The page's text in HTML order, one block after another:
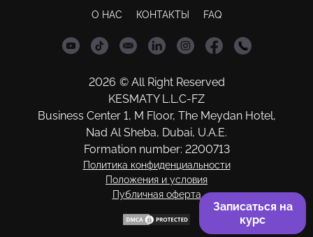
Записаться на
курс
О НАС КОНТАКТЫ FAQ
2026 © All Right Reserved
KESMATY L.L.C-FZ
Business Center 1, M Floor, The Meydan Hotel,
Nad Al Sheba, Dubai, U.A.E.
Formation number: 2200713
Политика конфиденциальности
Положения и условия
Публичная оферта